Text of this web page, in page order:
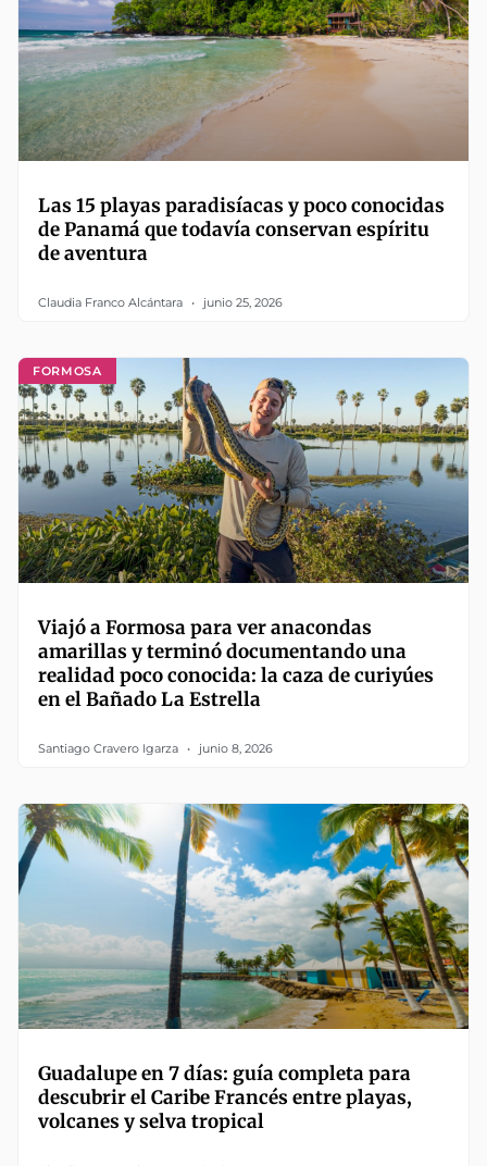
Las 15 playas paradisíacas y poco conocidas
de Panamá que todavía conservan espíritu
de aventura
Claudia Franco Alcántara junio 25, 2026
FORMOSA
Viajó a Formosa para ver anacondas
amarillas y terminó documentando una
realidad poco conocida: la caza de curiyúes
en el Bañado La Estrella
Santiago Cravero Igarza junio 8, 2026
Guadalupe en 7 días: guía completa para
descubrir el Caribe Francés entre playas,
volcanes y selva tropical